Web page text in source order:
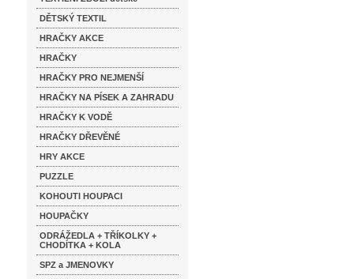
DĚTSKÝ TEXTIL
HRAČKY AKCE
HRAČKY
HRAČKY PRO NEJMENŠÍ
HRAČKY NA PÍSEK A ZAHRADU
HRAČKY K VODĚ
HRAČKY DŘEVĚNÉ
HRY AKCE
PUZZLE
KOHOUTI HOUPACI
HOUPAČKY
ODRÁŽEDLA + TŘÍKOLKY +
CHODÍTKA + KOLA
SPZ a JMENOVKY